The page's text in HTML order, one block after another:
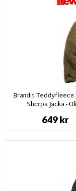
Brandit
Sherpa Jacka -
649 kr